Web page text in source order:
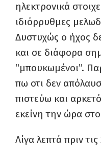
ηλεκτρονικά
ιδιόρρυθμες
Δυστυχώς ο ήχος
και σε διάφορα
“μπουκωμένοι”.
πω οτι δεν
πιστεύω και
εκείνη την ώρα
Λίγα λεπτά πριν